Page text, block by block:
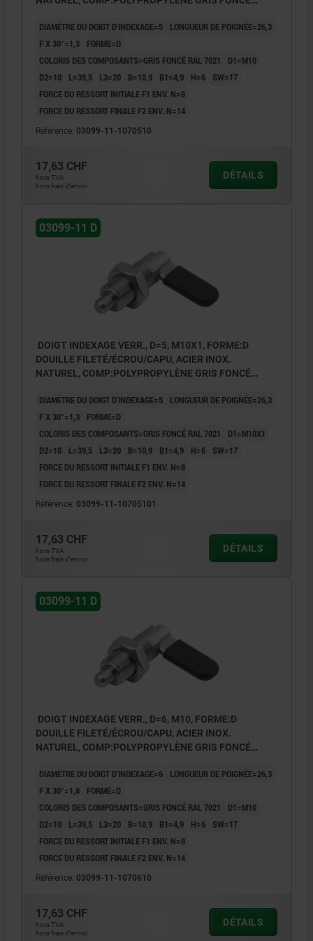
DIAMÈTRE DU DOIGT D'INDEXAGE=5
LONGUEUR DE POIGNÉE=26,3
F X 30°=1,3
FORME=D
COLORIS DES COMPOSANTS=GRIS FONCÉ RAL 7021
D1=M10
D2=10
L=39,5 L3=20 B=10,9 B1=4,9 H=6
SW=17
FORCE DU RESSORT INITIALE F1 ENV. N=8
FORCE DU RESSORT FINALE F2 ENV. N=14
Référence: 03099-11-1070510
17,63 CHF
hors TVA
hors frais d’envoi
DÉTAILS
03099-11 D
DOIGT INDEXAGE VERR., D=5, M10X1, FORME:D
DOUILLE FILETÉ/ÉCROU/CAPU, ACIER INOX.
NATUREL, COMP:POLYPROPYLÈNE GRIS FONCÉ
DIAMÈTRE DU DOIGT D'INDEXAGE=5
LONGUEUR DE POIGNÉE=26,3
F X 30°=1,3
FORME=D
COLORIS DES COMPOSANTS=GRIS FONCÉ RAL 7021
D1=M10X1
D2=10
L=39,5 L3=20 B=10,9 B1=4,9 H=6
SW=17
FORCE DU RESSORT INITIALE F1 ENV. N=8
FORCE DU RESSORT FINALE F2 ENV. N=14
Référence: 03099-11-10705101
17,63 CHF
hors TVA
hors frais d’envoi
DÉTAILS
03099-11 D
DOIGT INDEXAGE VERR., D=6, M10, FORME:D
DOUILLE FILETÉ/ÉCROU/CAPU, ACIER INOX.
NATUREL, COMP:POLYPROPYLÈNE GRIS FONCÉ
DIAMÈTRE DU DOIGT D'INDEXAGE=6
LONGUEUR DE POIGNÉE=26,3
F X 30°=1,8
FORME=D
COLORIS DES COMPOSANTS=GRIS FONCÉ RAL 7021
D1=M10
D2=10
L=39,5 L3=20 B=10,9 B1=4,9 H=6
SW=17
FORCE DU RESSORT INITIALE F1 ENV. N=8
FORCE DU RESSORT FINALE F2 ENV. N=14
Référence: 03099-11-1070610
17,63 CHF
hors TVA
hors frais d’envoi
DÉTAILS